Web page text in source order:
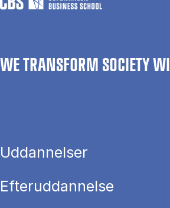
WE TRANSFORM SOCIETY
Uddannelser
Efteruddannelse